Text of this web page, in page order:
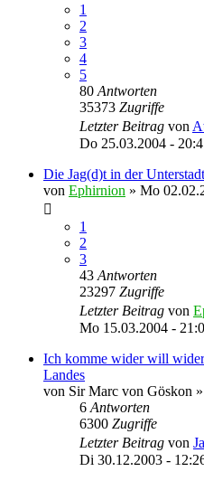
1
2
3
4
5
80 Antworten
35373 Zugriffe
Letzter Beitrag von
Do 25.03.2004 -
Die Jag(d)t in der
von Ephirnion » Mo
1
2
3
43 Antworten
23297 Zugriffe
Letzter Beitrag von
Mo 15.03.2004 -
Ich komme wider will
Landes
von Sir Marc von Göskon »
6 Antworten
6300 Zugriffe
Letzter Beitrag von
Di 30.12.2003 -